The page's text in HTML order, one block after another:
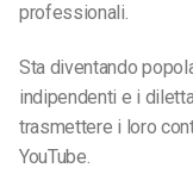
professionali.
Sta diventando
indipendenti e i
trasmettere i loro
YouTube.